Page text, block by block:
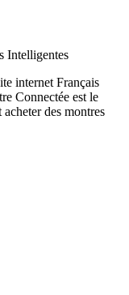
Intelligentes
internet Français
Connectée est le
des montres